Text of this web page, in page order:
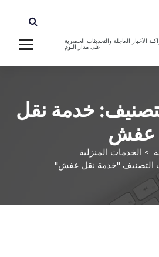
الأخبار العاجلة والتحديثات الحصرية
على مدار اليوم
خدمة نقل
عفش
> الخدمات المنزلية
التصنيف "خدمة نقل عفش"